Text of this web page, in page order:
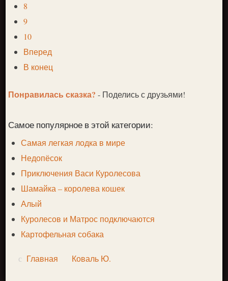
8
9
10
Вперед
В конец
Понравилась сказка?- Поделись с друзьями!
Самое популярное в этой категории:
Самая легкая лодка в мире
Недопёсок
Приключения Васи Куролесова
Шамайка – королева кошек
Алый
Куролесов и Матрос подключаются
Картофельная собака
Главная Коваль Ю.